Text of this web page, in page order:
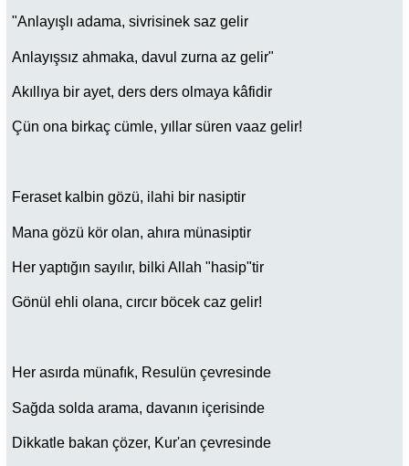
"Anlayışlı adama, sivrisinek saz gelir
Anlayışsız ahmaka, davul zurna az gelir"
Akıllıya bir ayet, ders ders olmaya kâfidir
Çün ona birkaç cümle, yıllar süren vaaz gelir!
Feraset kalbin gözü, ilahi bir nasiptir
Mana gözü kör olan, ahıra münasiptir
Her yaptığın sayılır, bilki Allah "hasip"tir
Gönül ehli olana, cırcır böcek caz gelir!
Her asırda münafık, Resulün çevresinde
Sağda solda arama, davanın içerisinde
Dikkatle bakan çözer, Kur'an çevresinde